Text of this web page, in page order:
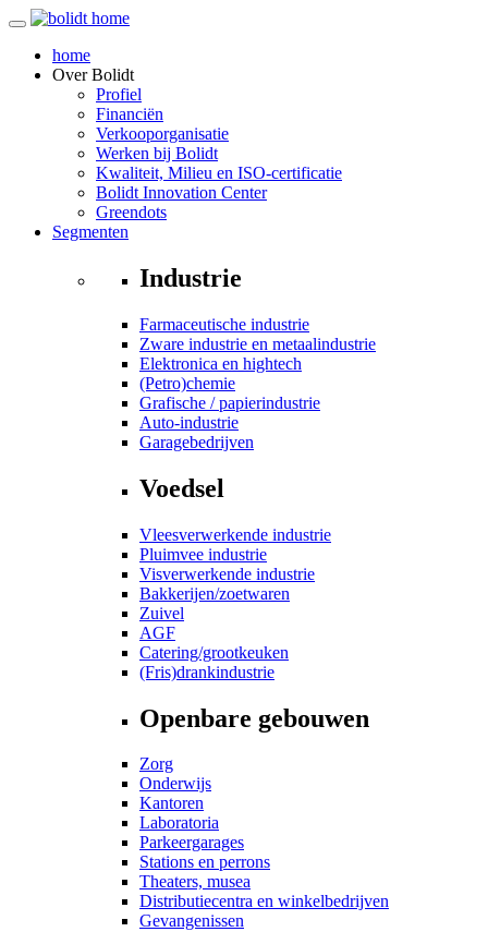
home
OverBolidt
Profiel
Financiën
Verkooporganisatie
Werken bij Bolidt
Kwaliteit, Milieu en ISO-certificatie
Bolidt Innovation Center
Greendots
Segmenten
Industrie
Farmaceutische industrie
Zware industrie en metaalindustrie
Elektronica en hightech
(Petro)chemie
Grafische / papierindustrie
Auto-industrie
Garagebedrijven
Voedsel
Vleesverwerkende industrie
Pluimvee industrie
Visverwerkende industrie
Bakkerijen/zoetwaren
Zuivel
AGF
Catering/grootkeuken
(Fris)drankindustrie
Openbare gebouwen
Zorg
Onderwijs
Kantoren
Laboratoria
Parkeergarages
Stations en perrons
Theaters, musea
Distributiecentra en winkelbedrijven
Gevangenissen